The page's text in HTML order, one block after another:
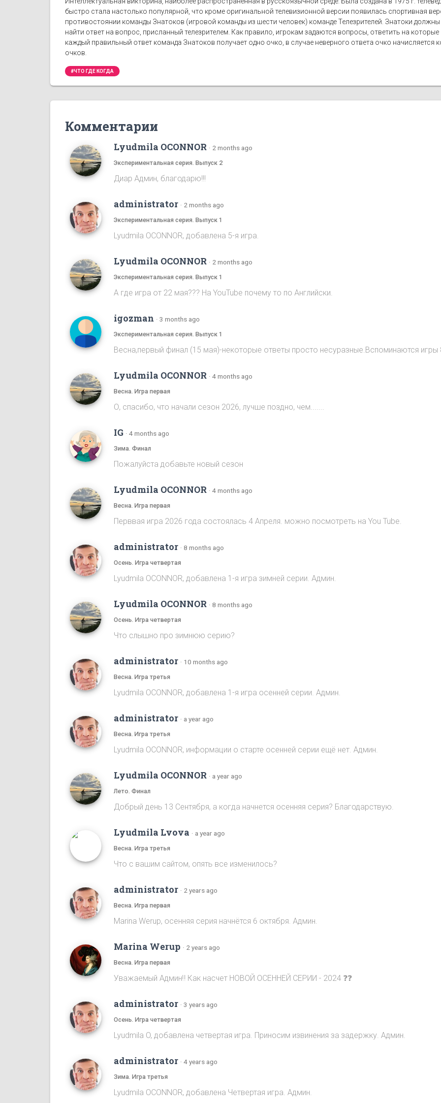
быстро стала настолько популярной, что кроме оригинальной телевизионной версии появилась спортивная
противостоянии команды Знатоков (игровой команды из шести человек) команде Телезрителей. Знатоки
найти ответ на вопрос, присланный телезрителем. Как правило, игрокам задаются вопросы, ответить на
каждый правильный ответ команда Знатоков получает одно очко, в случае неверного ответа очко начисляется
очков.
#ЧТО ГДЕ КОГДА
Комментарии
Lyudmila OCONNOR · 2 months ago
Экспериментальная серия. Выпуск 2
Диар Админ, благодарю!!!
administrator · 2 months ago
Экспериментальная серия. Выпуск 1
Lyudmila OCONNOR, добавлена 5-я игра.
Lyudmila OCONNOR · 2 months ago
Экспериментальная серия. Выпуск 1
А где игра от 22 мая??? На YouTube почему то по Английски.
igozman · 3 months ago
Экспериментальная серия. Выпуск 1
Весна,первый финал (15 мая)-некоторые ответы просто несуразные.Вспоминаются игры
Lyudmila OCONNOR · 4 months ago
Весна. Игра первая
О, спасибо, что начали сезон 2026, лучше поздно, чем.......
IG · 4 months ago
Зима. Финал
Пожалуйста добавьте новый сезон
Lyudmila OCONNOR · 4 months ago
Весна. Игра первая
Перввая игра 2026 года состоялась 4 Апреля. можно посмотреть на You Tube.
administrator · 8 months ago
Осень. Игра четвертая
Lyudmila OCONNOR, добавлена 1-я игра зимней серии. Админ.
Lyudmila OCONNOR · 8 months ago
Осень. Игра четвертая
Что слышно про зимнюю серию?
administrator · 10 months ago
Весна. Игра третья
Lyudmila OCONNOR, добавлена 1-я игра осенней серии. Админ.
administrator · a year ago
Весна. Игра третья
Lyudmila OCONNOR, информации о старте осенней серии ещё нет. Админ.
Lyudmila OCONNOR · a year ago
Лето. Финал
Добрый день 13 Сентября, а когда начнется осенняя серия? Благодарствую.
Lyudmila Lvova · a year ago
Весна. Игра третья
Что с вашим сайтом, опять все изменилось?
administrator · 2 years ago
Весна. Игра первая
Marina Werup, осенняя серия начнётся 6 октября. Админ.
Marina Werup · 2 years ago
Весна. Игра первая
Уважаемый Админ‼️ Как насчет НОВОЙ ОСЕННЕЙ СЕРИИ - 2024 ❓❓
administrator · 3 years ago
Осень. Игра четвертая
Lyudmila O, добавлена четвертая игра. Приносим извинения за задержку. Админ.
administrator · 4 years ago
Зима. Игра третья
Lyudmila OCONNOR, добавлена Четвертая игра. Админ.